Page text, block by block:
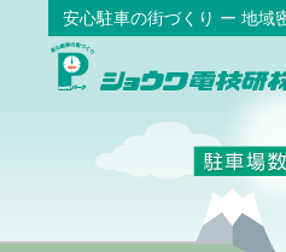
安心駐車の街づくり ー 地域